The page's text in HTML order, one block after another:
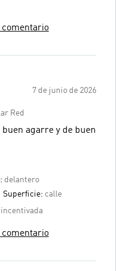
comentario
7 de junio de 2026
Red
agarre y de buen
delantero
Superficie: calle
comentario